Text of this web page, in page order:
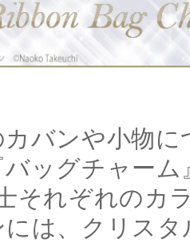
バンや小物
ッグチャー
それぞれのカ
は、クリス